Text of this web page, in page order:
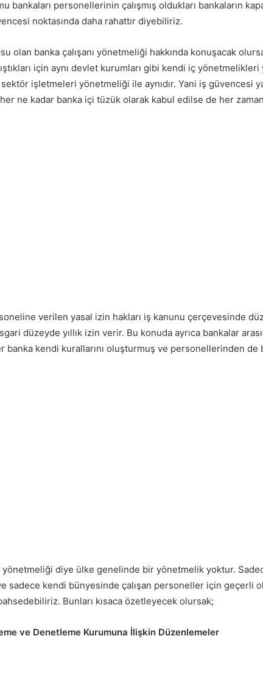
bankaları personellerinin çalışmış oldukları bankaların
noktasında daha rahattır diyebiliriz.
olan banka çalışanı yönetmeliği hakkında konuşacak
için aynı devlet kurumları gibi kendi iç yönetmelikleri
işletmeleri yönetmeliği ile aynıdır. Yani iş güvencesi
ne kadar banka içi tüzük olarak kabul edilse de her
verilen yasal izin hakları iş kanunu çerçevesinde
düzeyde yıllık izin verir. Bu konuda ayrıca bankalar
banka kendi kurallarını oluşturmuş ve personellerinden de
diye ülke genelinde bir yönetmelik yoktur.
sadece kendi bünyesinde çalışan personeller için geçerli
Bunları kısaca özetleyecek olursak;
ve Denetleme Kurumuna İlişkin Düzenlemeler